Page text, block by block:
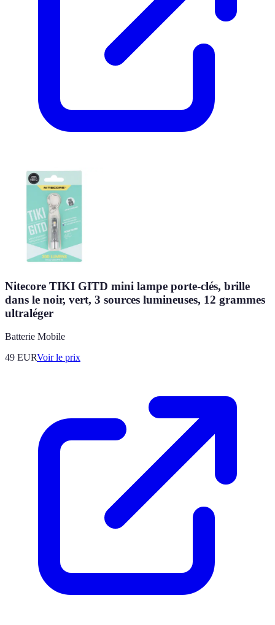
Nitecore TIKI GITD mini lampe porte-clés, brille
dans le noir, vert, 3 sources lumineuses, 12 grammes
ultraléger
Batterie Mobile
49 EURVoir le prix